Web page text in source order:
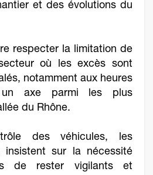
et des évolutions du
respecter la limitation de
où les excès sont
notamment aux heures
axe parmi les plus
du Rhône.
des véhicules, les
sur la nécessité
de rester vigilants et